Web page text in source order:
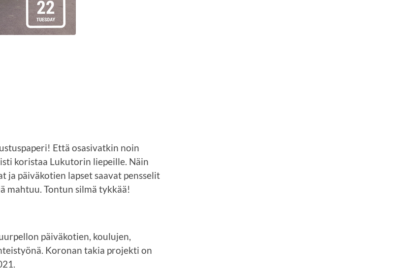
Että osasivatkin noin
koristaa Lukutorin liepeille. Näin
ja päiväkotien lapset saavat pensselit
mahtuu. Tontun silmä tykkää!
päiväkotien, koulujen,
Koronan takia projekti on